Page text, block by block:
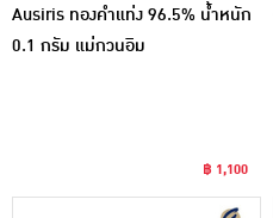
Ausiris ทองคำแท่ง 96.5% น้ำหนัก
0.1 กรัม แม่กวนอิม
฿ 1,100